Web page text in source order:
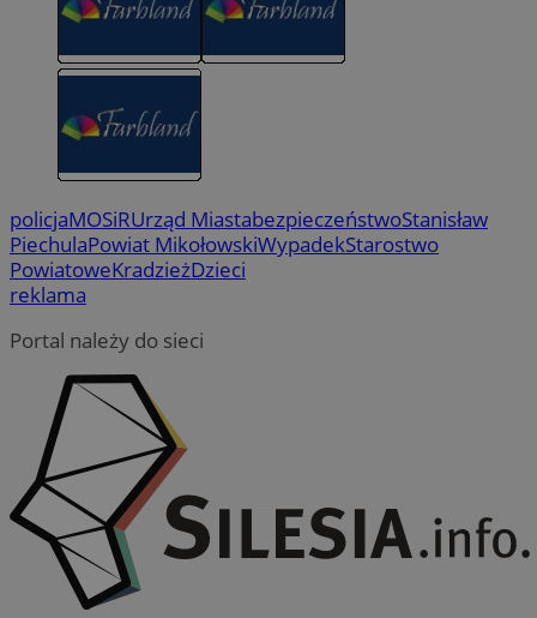
policjaMOSiRUrząd MiastabezpieczeństwoStanisław
PiechulaPowiat MikołowskiWypadekStarostwo
PowiatoweKradzieżDzieci
reklama
Portal należy do sieci